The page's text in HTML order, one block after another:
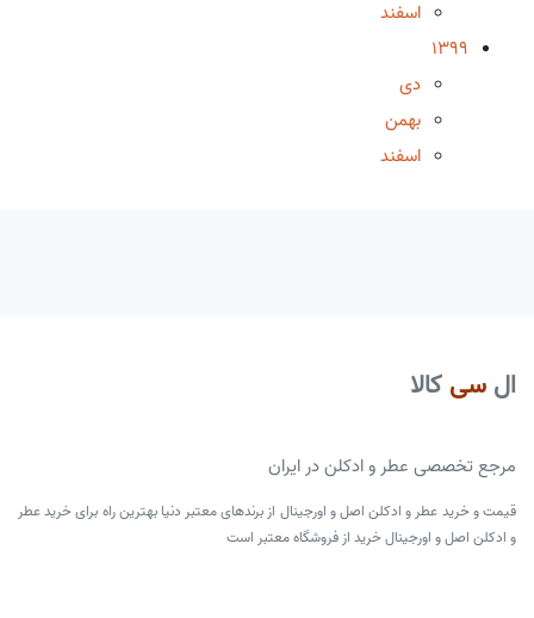
اسفند
1399
دی
بهمن
اسفند
ال سی کالا
مرجع تخصصی عطر و ادکلن در ایران
قیمت و خرید عطر و ادکلن اصل و اورجینال از برندهای معتبر دنیا بهترین راه برای خرید عطر
و ادکلن اصل و اورجینال خرید از فروشگاه معتبر است